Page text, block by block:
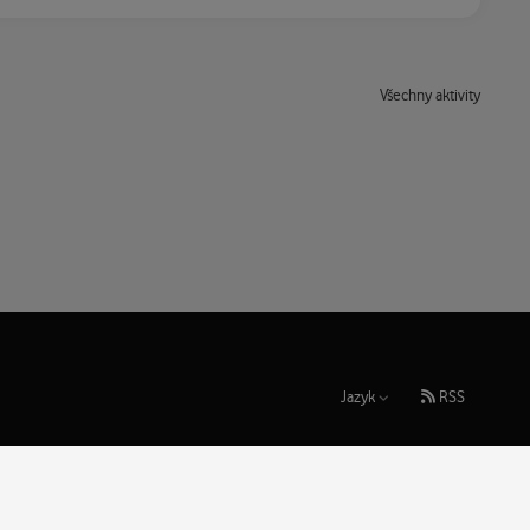
Všechny aktivity
Jazyk RSS